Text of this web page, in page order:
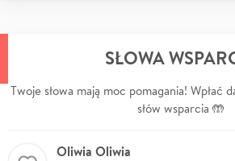
SŁOWA
Twoje słowa mają moc pomagania! Wpłać
słów wsparcia 🤲
Oliwia Oliwia